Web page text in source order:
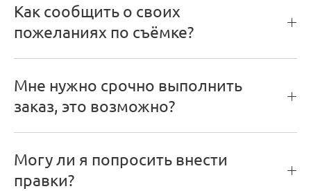
Как сообщить о своих
пожеланиях по съёмке?
Мне нужно срочно выполнить
заказ, это возможно?
Могу ли я попросить внести
правки?